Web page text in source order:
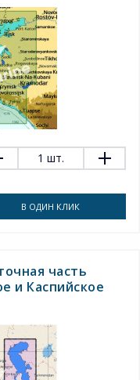
1 шт.
В ОДИН КЛИК
часть
и Каспийское